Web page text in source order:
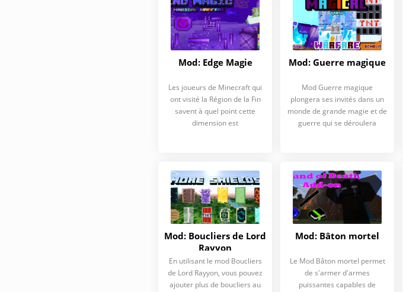
Mod: Edge Magie
Les joueurs de Minecraft qui
ont visité la Région de la Fin
savent à quel point cette
dimension est
Mod: Guerre magique
Mod Guerre magique
plongera ses invités dans un
monde de grande magie et de
guerre qui se déroulera
Mod: Boucliers de Lord
Rayyon
En utilisant le mod Boucliers
de Lord Rayyon, vous pouvez
ajouter plus de boucliers au
Mod: Bâton mortel
Le Mod Bâton mortel permet
de s'armer d'armes
puissantes capables de